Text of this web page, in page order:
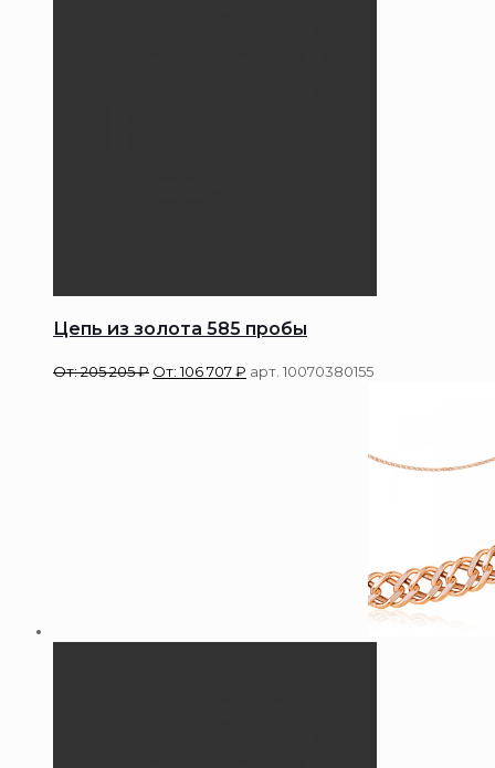
Цепь из золота 585 пробы
От:205 205₽ От:106 707₽ арт. 10070380155